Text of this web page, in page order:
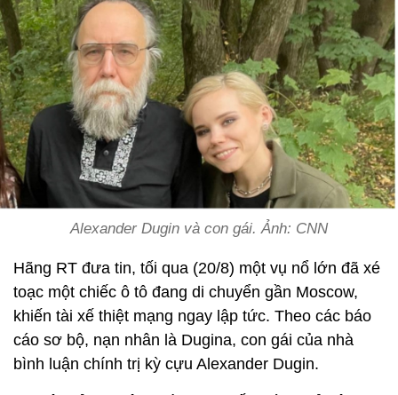
Alexander Dugin và con gái. Ảnh: CNN
Hãng RT đưa tin, tối qua (20/8) một vụ nổ lớn đã xé
toạc một chiếc ô tô đang di chuyển gần Moscow,
khiến tài xế thiệt mạng ngay lập tức. Theo các báo
cáo sơ bộ, nạn nhân là Dugina, con gái của nhà
bình luận chính trị kỳ cựu Alexander Dugin.